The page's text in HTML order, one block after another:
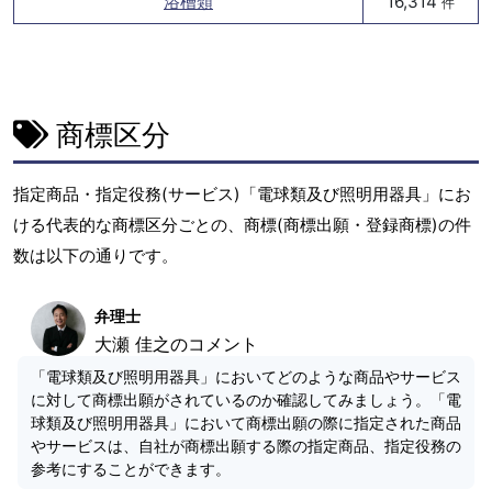
商標区分
指定商品・指定役務(サービス)「電球類及び照明用器具」にお
ける代表的な商標区分ごとの、商標(商標出願・登録商標)の件
数は以下の通りです。
弁理士
大瀬 佳之のコメント
「電球類及び照明用器具」においてどのような商品やサービス
に対して商標出願がされているのか確認してみましょう。「電
球類及び照明用器具」において商標出願の際に指定された商品
やサービスは、自社が商標出願する際の指定商品、指定役務の
参考にすることができます。